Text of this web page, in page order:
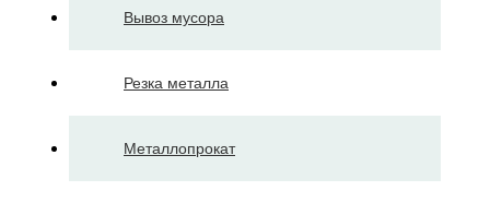
Вывоз мусора
Резка металла
Металлопрокат